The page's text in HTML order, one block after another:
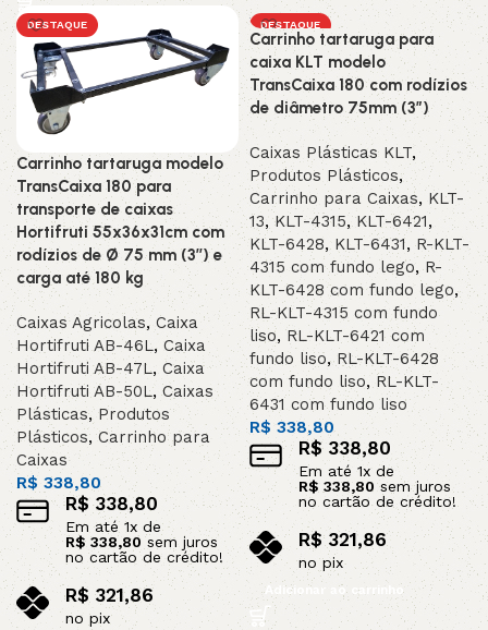
DESTAQUE
Carrinho tartaruga modelo
TransCaixa 180 para
transporte de caixas
Hortifruti 55x36x31cm com
rodízios de Ø 75 mm (3’’) e
carga até 180 kg
Caixas Agricolas, Caixa
Hortifruti AB-46L, Caixa
Hortifruti AB-47L, Caixa
Hortifruti AB-50L,Caixas
Plásticas,Produtos
Plásticos,Carrinho para
Caixas
R$ 338,80
R$ 338,80
Em até 1x de
R$ 338,80 sem juros
no cartão de crédito!
R$ 321,86
no pix
DESTAQUE
Carrinho tartaruga para
caixa KLT modelo
TransCaixa 180 com rodízios
de diâmetro 75mm (3″)
Caixas Plásticas KLT,
Produtos Plásticos,
Carrinho para Caixas, KLT-
13,KLT-4315,KLT-6421,
KLT-6428, KLT-6431,R-KLT-
4315 com fundo lego,R-
KLT-6428 com fundo lego,
RL-KLT-4315 com fundo
liso,RL-KLT-6421 com
fundo liso,RL-KLT-6428
com fundo liso, RL-KLT-
6431 com fundo liso
R$ 338,80
R$338,80
Em até 1x de
R$ 338,80sem juros
no cartão de crédito!
R$321,86
no pix
Adicionar ao carrinho